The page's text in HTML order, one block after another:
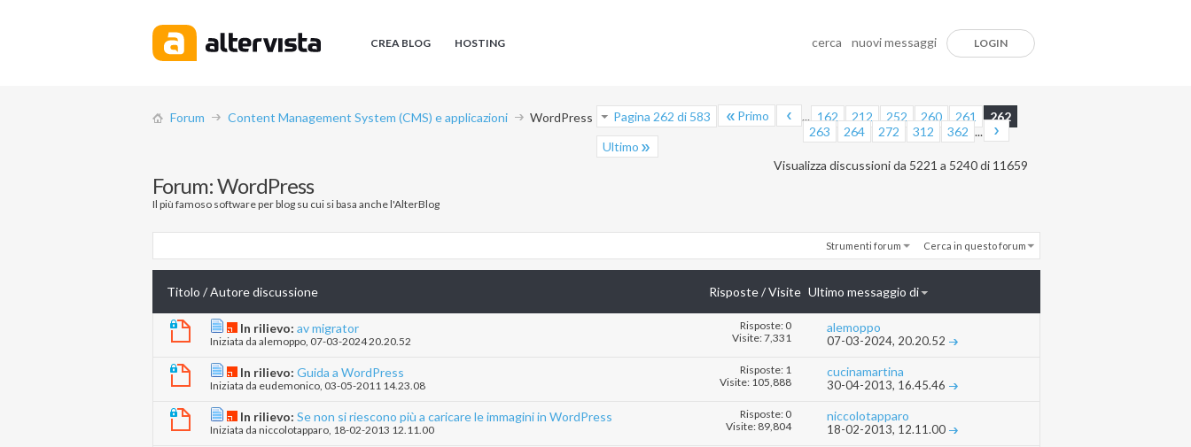
CREA BLOG HOSTING cerca nuovi messaggi LOGIN
Forum Content Management System (CMS) e applicazioni WordPress Pagina 262 di 583 Primo ... 162 212 252 260 261
262
263
264 272 312 362 ...
Ultimo
Visualizza discussioni da 5221 a 5240 di 11659
Forum:WordPress
Il più famoso software per blog su cui si basa anche l'AlterBlog
Strumenti forum Cerca in questo forum
Titolo /Autore discussione Risposte/Visite Ultimo messaggio di
In rilievo: av migrator
Iniziata da alemoppo‎, 07-03-2024 20.20.52
Risposte: 0
Visite: 7,331
alemoppo
07-03-2024, 20.20.52
In rilievo: Guida a WordPress
Iniziata da eudemonico‎, 03-05-2011 14.23.08
Risposte: 1
Visite: 105,888
cucinamartina
30-04-2013, 16.45.46
In rilievo: Se non si riescono più a caricare le immagini in WordPress
Iniziata da niccolotapparo‎, 18-02-2013 12.11.00
Risposte: 0
Visite: 89,804
niccolotapparo
18-02-2013, 12.11.00